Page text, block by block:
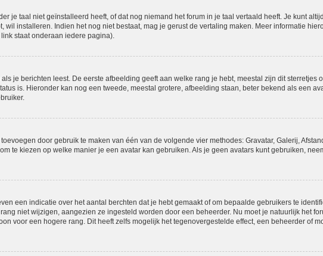
je taal niet geïnstalleerd heeft, of dat nog niemand het forum in je taal vertaald heeft. Je kunt
wil installeren. Indien het nog niet bestaat, mag je gerust de vertaling maken. Meer informatie
staat onderaan iedere pagina).
je berichten leest. De eerste afbeelding geeft aan welke rang je hebt, meestal zijn dit sterretjes
is. Hieronder kan nog een tweede, meestal grotere, afbeelding staan, beter bekend als een
door gebruik te maken van één van de volgende vier methodes: Gravatar, Galerij,
te kiezen op welke manier je een avatar kan gebruiken. Als je geen avatars kunt gebruiken,
een indicatie over het aantal berchten dat je hebt gemaakt of om bepaalde gebruikers te
niet wijzigen, aangezien ze ingesteld worden door een beheerder. Nu moet je natuurlijk het
voor een hogere rang. Dit heeft zelfs mogelijk het tegenovergestelde effect, een beheerder of